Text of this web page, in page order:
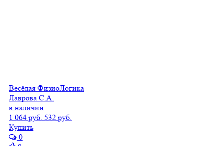
Весёлая ФизиоЛогика
Лаврова С.А.
в наличии
1 064 руб. 532 руб.
Купить
0